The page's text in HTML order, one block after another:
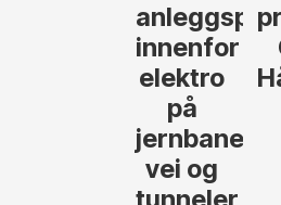
prosjekt
Hålogalandsvegen